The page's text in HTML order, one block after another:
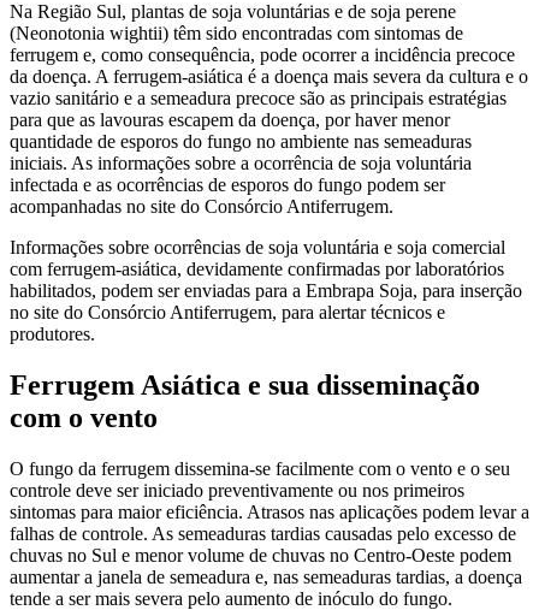
Na Região Sul, plantas de soja voluntárias e de soja perene
(Neonotonia wightii) têm sido encontradas com sintomas de
ferrugem e, como consequência, pode ocorrer a incidência precoce
da doença. A ferrugem-asiática é a doença mais severa da cultura e o
vazio sanitário e a semeadura precoce são as principais estratégias
para que as lavouras escapem da doença, por haver menor
quantidade de esporos do fungo no ambiente nas semeaduras
iniciais. As informações sobre a ocorrência de soja voluntária
infectada e as ocorrências de esporos do fungo podem ser
acompanhadas no site do Consórcio Antiferrugem.
Informações sobre ocorrências de soja voluntária e soja comercial
com ferrugem-asiática, devidamente confirmadas por laboratórios
habilitados, podem ser enviadas para a Embrapa Soja, para inserção
no site do Consórcio Antiferrugem, para alertar técnicos e
produtores.
Ferrugem Asiática e sua disseminação
com o vento
O fungo da ferrugem dissemina-se facilmente com o vento e o seu
controle deve ser iniciado preventivamente ou nos primeiros
sintomas para maior eficiência. Atrasos nas aplicações podem levar a
falhas de controle. As semeaduras tardias causadas pelo excesso de
chuvas no Sul e menor volume de chuvas no Centro-Oeste podem
aumentar a janela de semeadura e, nas semeaduras tardias, a doença
tende a ser mais severa pelo aumento de inóculo do fungo.